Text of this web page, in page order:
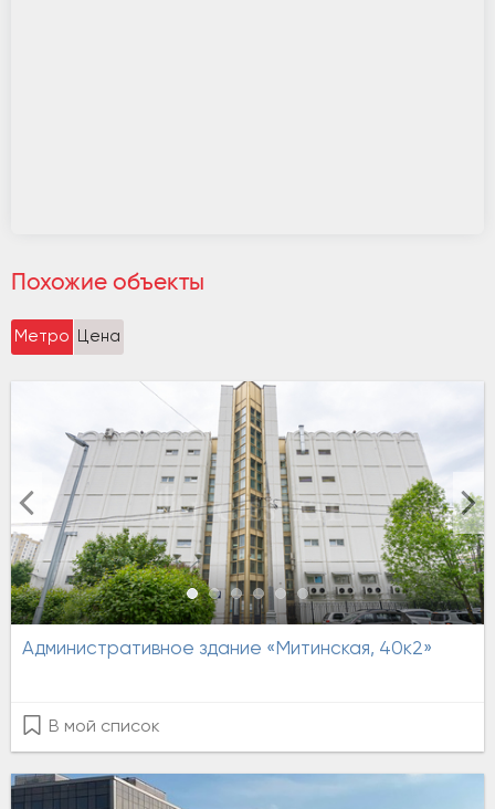
Похожие объекты
Метро Цена
Административное здание «Митинская, 40к2»
В мой список